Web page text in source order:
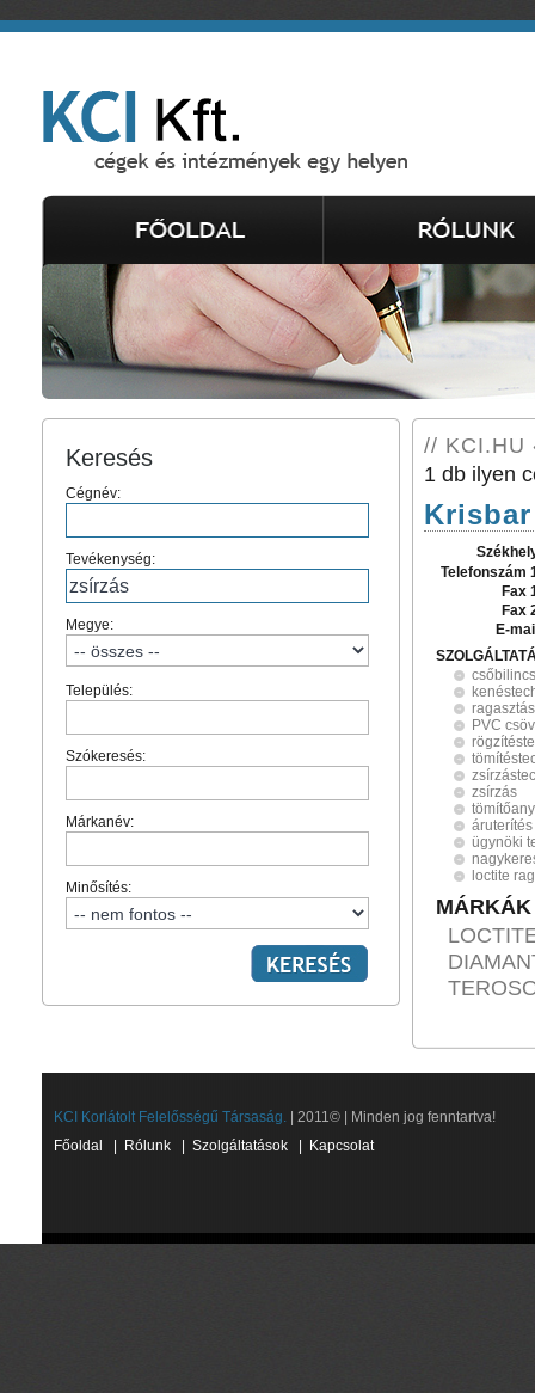
Keresés
Cégnév:
Tevékenység:
Megye:
Település:
Szókeresés:
Márkanév:
Minősítés:
// KCI.HU
1 db ilyen
Telefonszám
Fax
Fax
E-
csőbilincs
PVC
zsírzás
áruterítés
ügynöki
loctite
MÁRKÁK
KCI Korlátolt Felelősségű Társaság. | 2011© | Minden jog fenntartva!
Főoldal
Rólunk Szolgáltatások Kapcsolat